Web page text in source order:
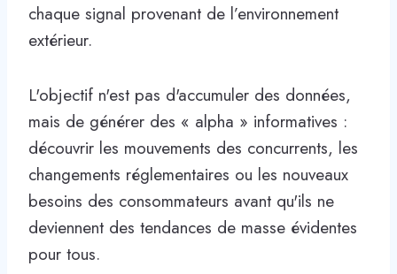
chaque signal provenant de l’environnement
extérieur.
L'objectif n'est pas d'accumuler des données,
mais de générer des « alpha » informatives :
découvrir les mouvements des concurrents, les
changements réglementaires ou les nouveaux
besoins des consommateurs avant qu'ils ne
deviennent des tendances de masse évidentes
pour tous.